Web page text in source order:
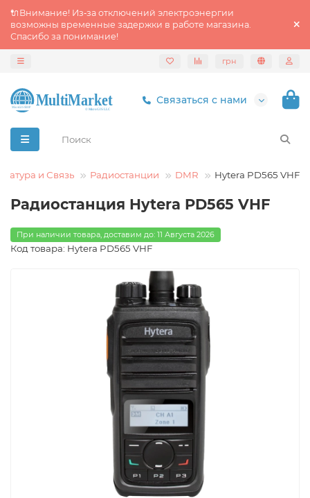
🔌Внимание! Из‑за отключений электроэнергии
возможны временные задержки в работе магазина.
Спасибо за понимание!
грн
Связаться с нами
и Связь Радиостанции DMR Hytera PD565 VHF
Радиостанция Hytera PD565 VHF
При наличии товара, доставим до: 11 Августа 2026
Код товара: Hytera PD565 VHF